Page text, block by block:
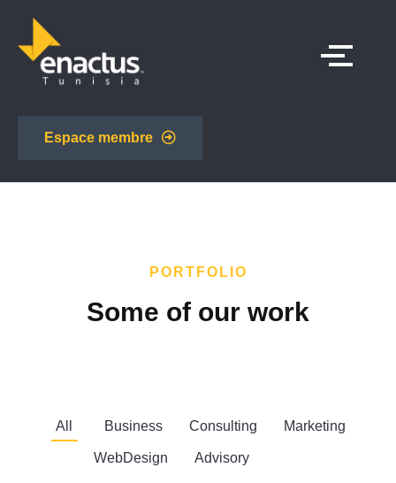
Espace membre
PORTFOLIO
Some of our work
All Business Consulting Marketing
WebDesign Advisory